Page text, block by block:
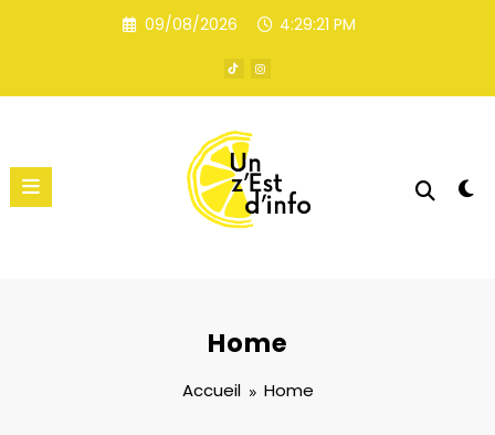
09/08/2026 4:29:21 PM
Home
Accueil Home